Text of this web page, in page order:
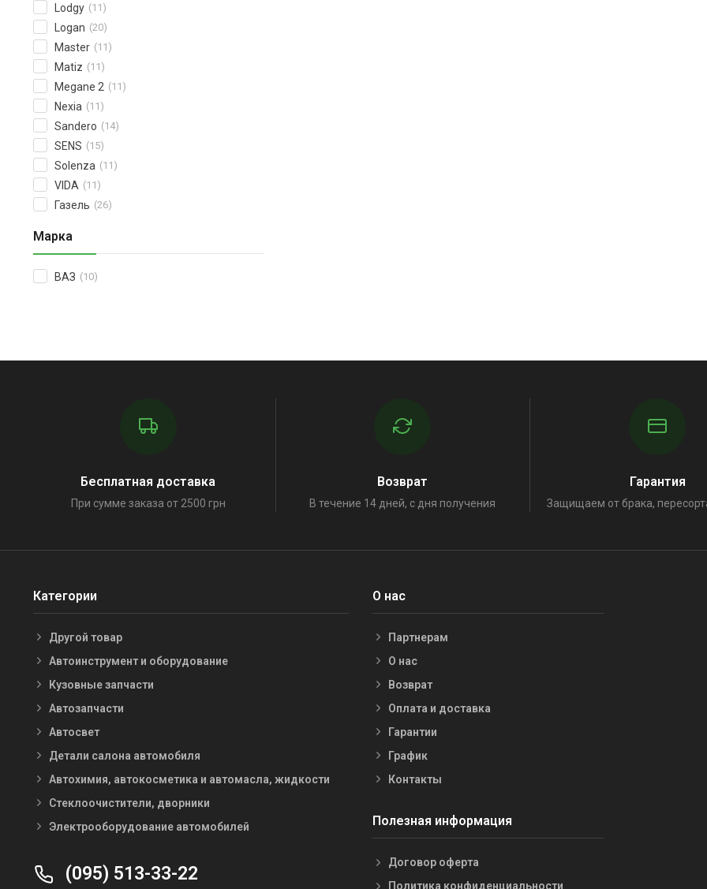
Lodgy (11)
Logan (20)
Master (11)
Matiz (11)
Megane 2 (11)
Nexia (11)
Sandero (14)
SENS (15)
Solenza (11)
VIDA (11)
Газель (26)
Марка
ВАЗ (10)
Бесплатная доставка
При сумме заказа от 2500 грн
Возврат
В течение 14 дней, с дня получения
Гарантия
Защищаем от брака,
Категории
Другой товар
Автоинструмент и оборудование
Кузовные запчасти
Автозапчасти
Автосвет
Детали салона автомобиля
Автохимия, автокосметика и автомасла, жидкости
Стеклоочистители, дворники
Электрооборудование автомобилей
(095) 513-33-22
О нас
Партнерам
О нас
Возврат
Оплата и доставка
Гарантии
График
Контакты
Полезная информация
Договор оферта
Политика конфиденциальности